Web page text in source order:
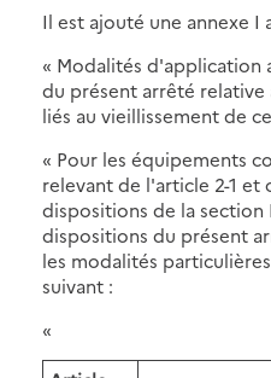
Il est ajouté une annexe I
« Modalités d'application
du présent arrêté relative
liés au vieillissement de
« Pour les équipements
relevant de l'article 2-1 et
dispositions de la section
dispositions du présent
les modalités
suivant :
«